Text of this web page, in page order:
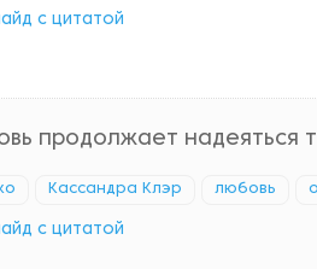
с цитатой
продолжает надеяться
Кассандра Клэр любовь
с цитатой